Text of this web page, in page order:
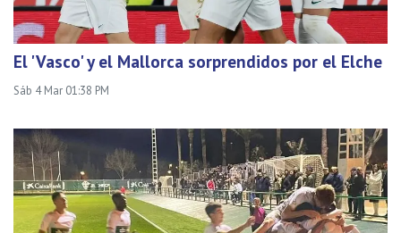
El 'Vasco' y el Mallorca sorprendidos por el Elche
Sáb 4 Mar 01:38 PM